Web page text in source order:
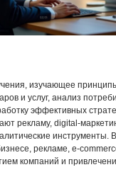
изучающее
и услуг, анализ
эффективных
рекламу, digital-
инструменты.
рекламе, e-
компаний и